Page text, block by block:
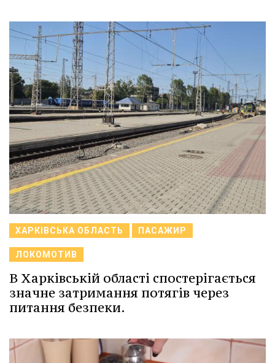
ХАРКІВСЬКА ОБЛАСТЬ ПАСАЖИР
ЛОКОМОТИВ
В Харківській області спостерігається
значне затримання потягів через
питання безпеки.